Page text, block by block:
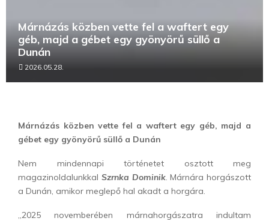
Márnázás közben vette fel a waftert egy
géb, majd a gébet egy gyönyörű süllő a
Dunán
2026.05.28.
Márnázás közben vette fel a waftert egy géb, majd a
gébet egy gyönyörű süllő a Dunán
Nem mindennapi történetet osztott meg
magazinoldalunkkal Szrnka Dominik. Márnára horgászott
a Dunán, amikor meglepő hal akadt a horgára.
„2025 novemberében márnahorgászatra indultam